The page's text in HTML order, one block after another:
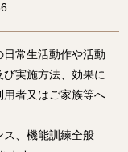
日常生活動作や活動
実施方法、効果に
者又はご家族等へ
ス、機能訓練全般